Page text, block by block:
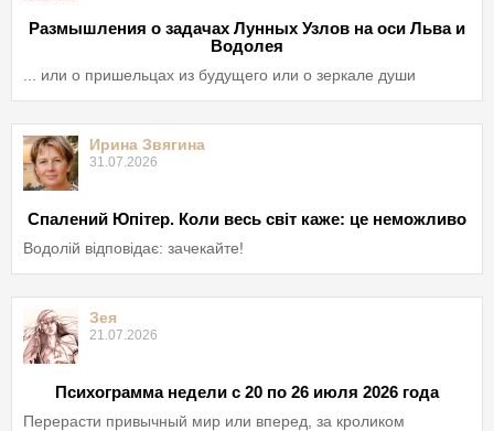
Размышления о задачах Лунных Узлов на оси Льва и
Водолея
... или о пришельцах из будущего или о зеркале души
Ирина Звягина
31.07.2026
Спалений Юпітер. Коли весь світ каже: це неможливо
Водолій відповідає: зачекайте!
Зея
21.07.2026
Психограмма недели с 20 по 26 июля 2026 года
Перерасти привычный мир или вперед, за кроликом